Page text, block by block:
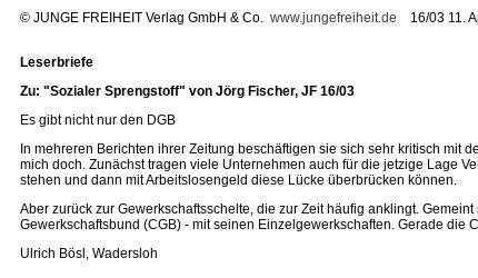
© JUNGE FREIHEIT Verlag GmbH & Co. www.jungefreiheit.de 16/03 11.
Leserbriefe
Zu: "Sozialer Sprengstoff" von Jörg Fischer, JF 16/03
Es gibt nicht nur den DGB
In mehreren Berichten ihrer Zeitung beschäftigen sie sich sehr kritisch mit
mich doch. Zunächst tragen viele Unternehmen auch für die jetzige Lage
stehen und dann mit Arbeitslosengeld diese Lücke überbrücken können.
Aber zurück zur Gewerkschaftsschelte, die zur Zeit häufig anklingt.
Gewerkschaftsbund (CGB) - mit seinen Einzelgewerkschaften. Gerade
Ulrich Bösl, Wadersloh